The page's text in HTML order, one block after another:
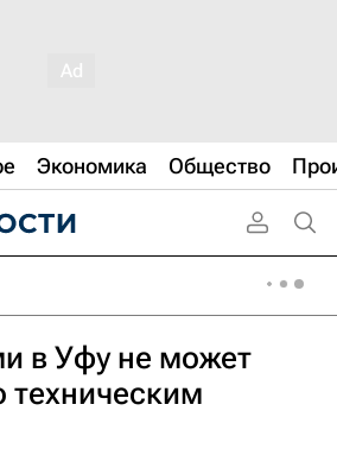
Экономика Общество
в Уфу не может
техническим